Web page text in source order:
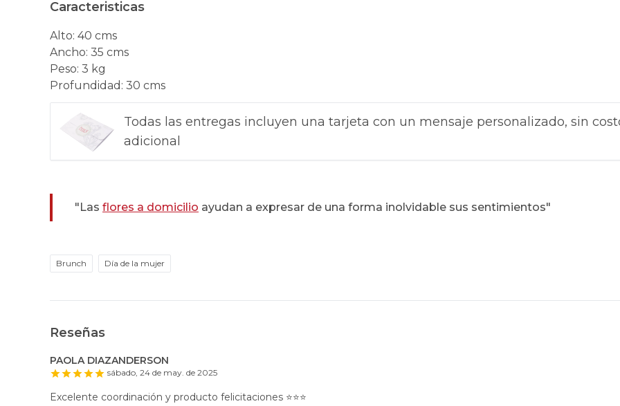
Caracteristicas
Alto: 40 cms
Ancho: 35 cms
Peso: 3 kg
Profundidad : 30 cms
Todas las entregas incluyen una tarjeta con un mensaje personalizado, sin
adicional
"Las flores a domicilio ayudan a expresar de una forma inolvidable sus sentimientos"
Brunch Día de la mujer
Reseñas
PAOLA DIAZANDERSON
sábado, 24 de may. de 2025
Excelente coordinación y producto felicitaciones ⭐️⭐️⭐️